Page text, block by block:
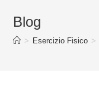
Blog
> Esercizio Fisico >